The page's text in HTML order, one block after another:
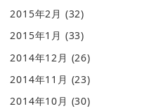
2015年2月 (32)
2015年1月 (33)
2014年12月 (26)
2014年11月 (23)
2014年10月 (30)